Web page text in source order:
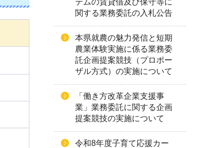
テムの賃貸借及び保守等に
関する業務委託の入札公告
本県就農の魅力発信と短期
農業体験実施に係る業務委
託企画提案競技（プロポー
ザル方式）の実施について
「働き方改革企業支援事
業」業務委託に関する企画
提案競技の実施について
令和8年度子育て応援カー